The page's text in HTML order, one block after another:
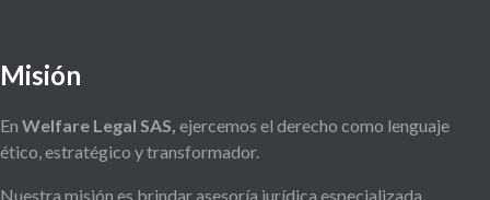
Misión
En Welfare Legal SAS, ejercemos el derecho como lenguaje
ético, estratégico y transformador.
Nuestra misión es brindar asesoría jurídica especializada,